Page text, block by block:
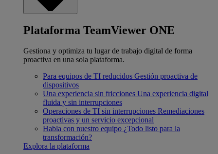
Plataforma TeamViewer ONE
Gestiona y optimiza tu lugar de trabajo digital de forma
proactiva en una sola plataforma.
Para equipos de TI reducidos Gestión proactiva de
dispositivos
Una experiencia sin fricciones Una experiencia digital
fluida y sin interrupciones
Operaciones de TI sin interrupciones Remediaciones
proactivas y un servicio excepcional
Habla con nuestro equipo ¿Todo listo para la
transformación?
Explora la plataforma